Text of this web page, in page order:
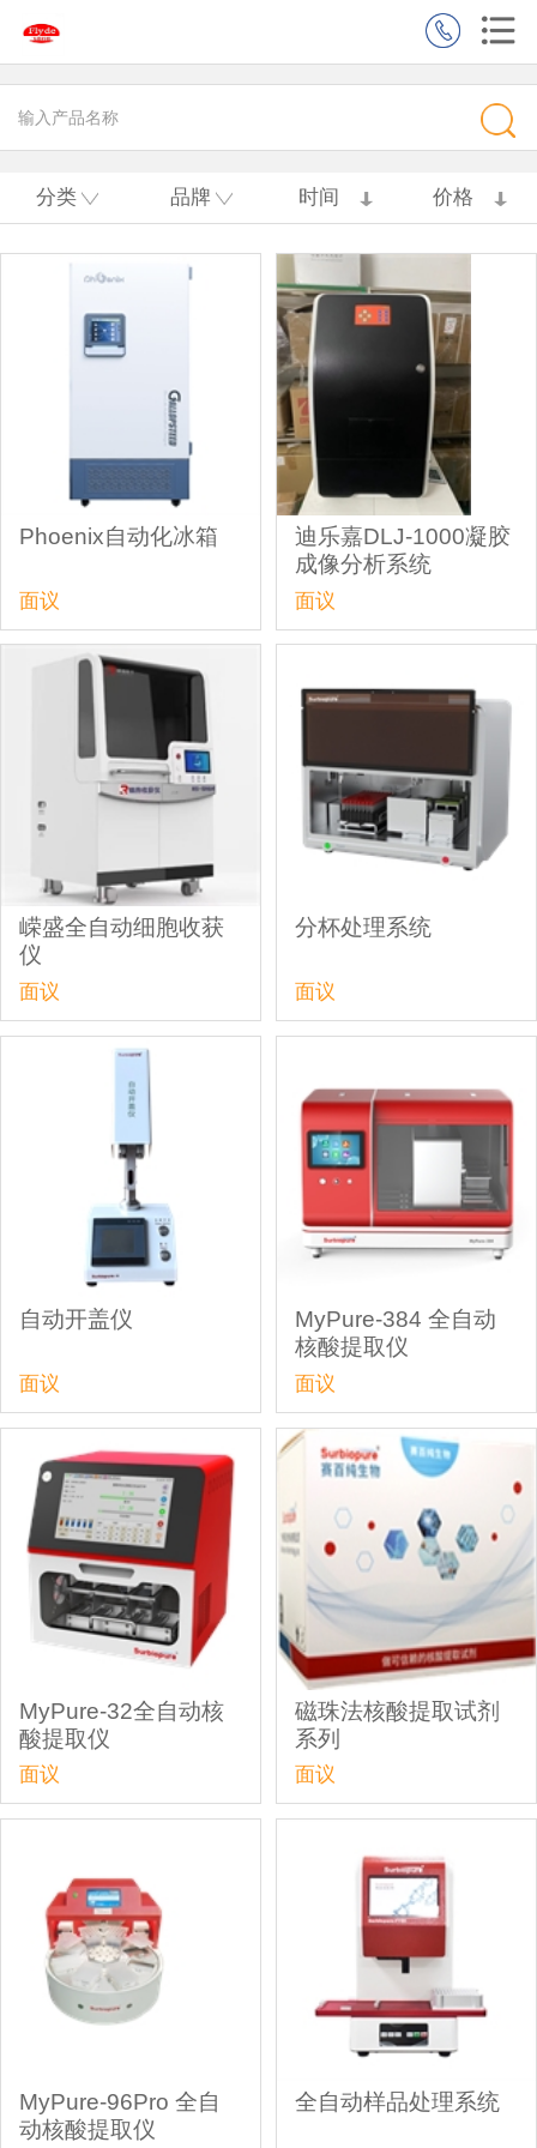
分类 品牌 时间 价格
Phoenix自动化冰箱
面议
迪乐嘉DLJ-1000凝胶
成像分析系统
面议
嵘盛全自动细胞收获
仪
面议
分杯处理系统
面议
自动开盖仪
面议
MyPure-384 全自动
核酸提取仪
面议
MyPure-32全自动核
酸提取仪
面议
磁珠法核酸提取试剂
系列
面议
MyPure-96Pro 全自
动核酸提取仪
全自动样品处理系统